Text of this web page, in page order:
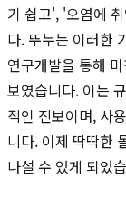
기 쉽고', '오염에
다. 뚜누는 이러한
연구개발을 통해
보였습니다. 이는
적인 진보이며, 사
니다. 이제 딱딱한
나설 수 있게 되었